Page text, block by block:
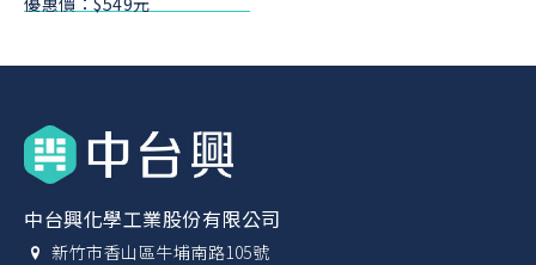
中台興化學工業股份有限公司
新竹市香山區牛埔南路105號